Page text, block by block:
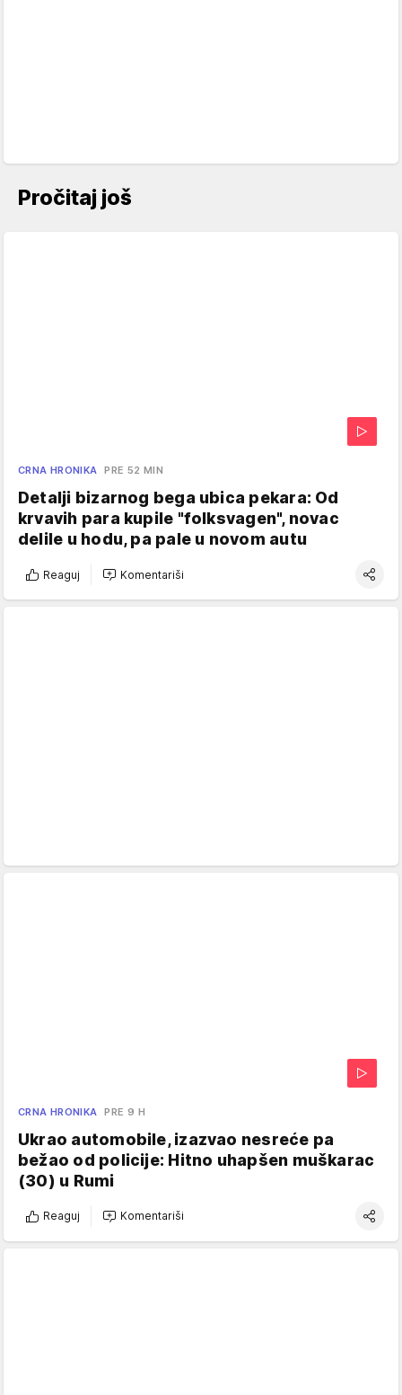
Pročitaj još
CRNA HRONIKA PRE 52 MIN
Detalji bizarnog bega ubica pekara: Od
krvavih para kupile "folksvagen", novac
delile u hodu, pa pale u novom autu
Reaguj Komentariši
CRNA HRONIKA PRE 9 H
Ukrao automobile, izazvao nesreće pa
bežao od policije: Hitno uhapšen muškarac
(30) u Rumi
Reaguj Komentariši